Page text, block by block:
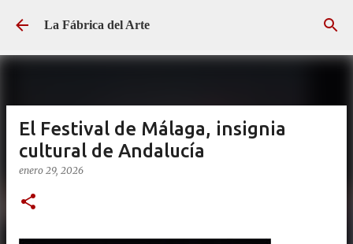
Ir al contenido principal
La Fábrica del Arte
El Festival de Málaga, insignia
cultural de Andalucía
enero 29, 2026